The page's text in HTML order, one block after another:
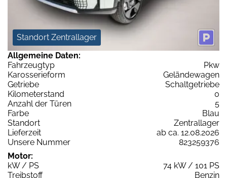
Standort Zentrallager
Allgemeine Daten:
Fahrzeugtyp
Pkw
Karosserieform
Geländewagen
Getriebe
Schaltgetriebe
Kilometerstand
0
Anzahl der Türen
5
Farbe
Blau
Standort
Zentrallager
Lieferzeit
ab ca. 12.08.2026
Unsere Nummer
823259376
Motor:
kW / PS
74 kW / 101 PS
Treibstoff
Benzin